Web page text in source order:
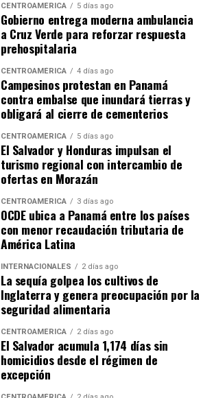
CENTROAMÉRICA 5 días ago
Gobierno entrega moderna ambulancia
a Cruz Verde para reforzar respuesta
prehospitalaria
CENTROAMÉRICA 4 días ago
Campesinos protestan en Panamá
contra embalse que inundará tierras y
obligará al cierre de cementerios
CENTROAMÉRICA 5 días ago
El Salvador y Honduras impulsan el
turismo regional con intercambio de
ofertas en Morazán
CENTROAMÉRICA 3 días ago
OCDE ubica a Panamá entre los países
con menor recaudación tributaria de
América Latina
INTERNACIONALES 2 días ago
La sequía golpea los cultivos de
Inglaterra y genera preocupación por la
seguridad alimentaria
CENTROAMÉRICA 2 días ago
El Salvador acumula 1,174 días sin
homicidios desde el régimen de
excepción